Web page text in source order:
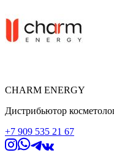
CHARM ENERGY
Дистрибьютор
+7 909 535 21 67